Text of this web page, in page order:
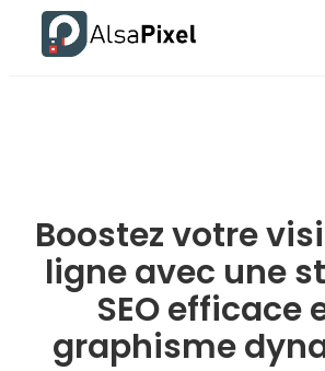
Boostez votre
ligne avec une
SEO efficace
graphisme